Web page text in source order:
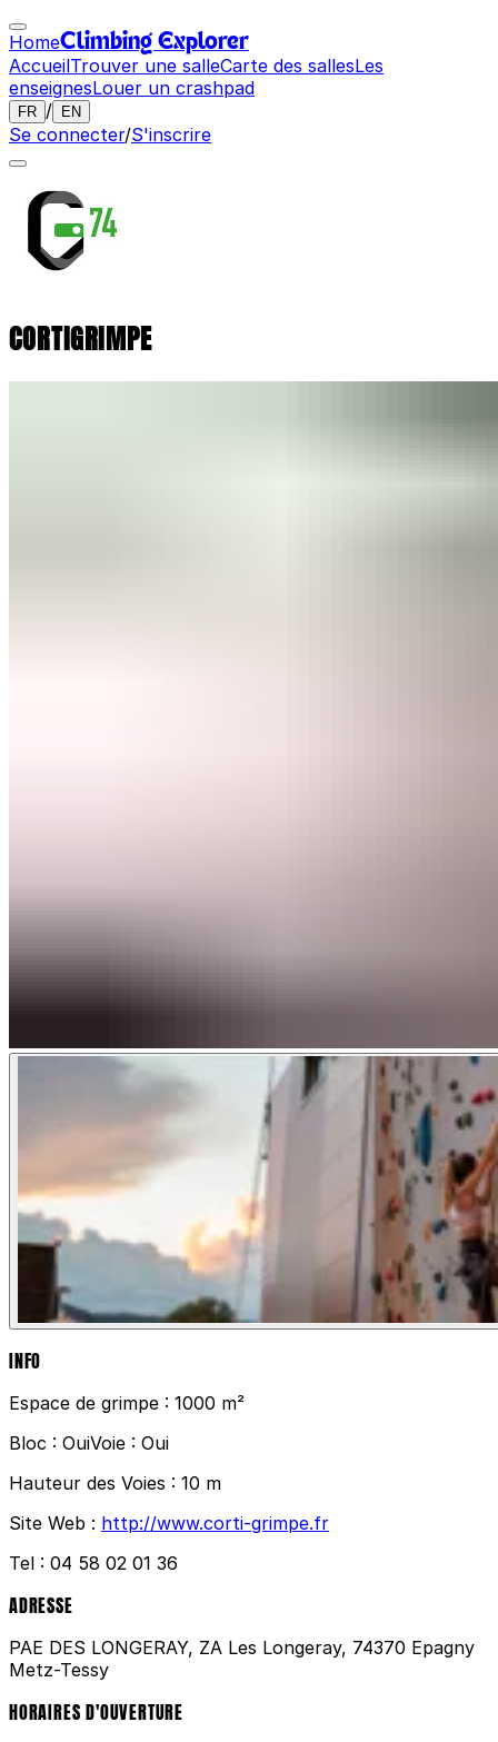
HomeClimbing Explorer
AccueilTrouver une salleCarte des sallesLes
enseignesLouer un crashpad
FR / EN
Se connecter/S'inscrire
CORTIGRIMPE
INFO
Espace de grimpe : 1000 m²
Bloc : OuiVoie : Oui
Hauteur des Voies : 10 m
Site Web : http://www.corti-grimpe.fr
Tel : 04 58 02 01 36
ADRESSE
PAE DES LONGERAY, ZA Les Longeray, 74370 Epagny
Metz-Tessy
HORAIRES D'OUVERTURE